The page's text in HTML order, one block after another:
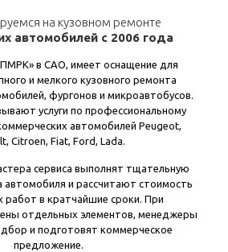
на кузовном ремонте
автомобилей с 2006 года
в САО, имеет оснащение для
и мелкого кузовного ремонта
фургонов и микроавтобусов.
услуги по профессиональному
автомобилей Peugeot,
Citroen, Fiat, Ford, Lada.
сервиса выполнят тщательную
автомобиля и рассчитают стоимость
в кратчайшие сроки. При
отдельных элементов, менеджеры
и подготовят коммерческое
предложение.